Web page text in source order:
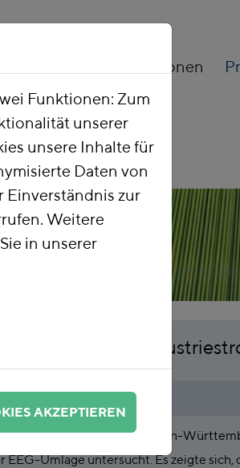
Publikationen
und
und Energiewirtschaft Baden-
Umlage untersucht. Es zeigte sich,
Funktionen: Zum
unserer
unsere Inhalte für
Daten von
Einverständnis zur
Weitere
in unserer
AKZEPTIEREN